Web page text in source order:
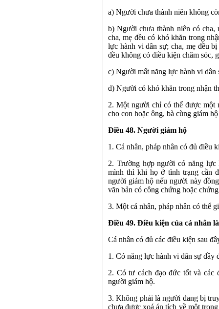
a) Người chưa thành niên không
b) Người chưa thành niên có cha,
cha, mẹ đều có khó khăn trong
lực hành vi dân sự; cha, mẹ đều
đều không có điều kiện chăm sóc,
c) Người mất năng lực hành vi dân
d) Người có khó khăn trong nhận
2. Một người chỉ có thể được một
cho con hoặc ông, bà cùng giám
Điều 48. Người giám hộ
1. Cá nhân, pháp nhân có đủ điều
2. Trường hợp người có năng
mình thì khi họ ở tình trạng cần
người giám hộ nếu người này
văn bản có công chứng hoặc
3. Một cá nhân, pháp nhân có thể
Điều 49. Điều kiện của cá nhân
Cá nhân có đủ các điều kiện sau
1. Có năng lực hành vi dân sự đầy
2. Có tư cách đạo đức tốt và các
người giám hộ.
3. Không phải là người đang bị
chưa được xoá án tích về một